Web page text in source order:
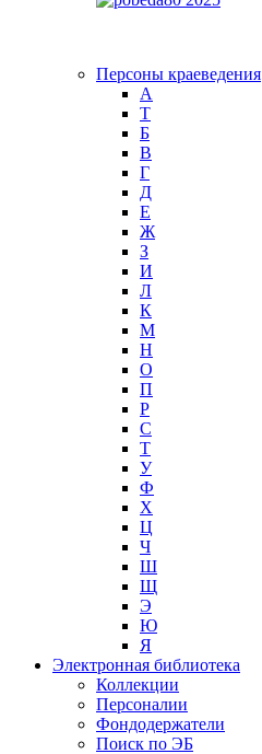
Персоны краеведения
А
T
Б
В
Г
Д
Е
Ж
З
И
Л
К
М
Н
О
П
Р
С
Т
У
Ф
Х
Ц
Ч
Ш
Щ
Э
Ю
Я
Электронная библиотека
Коллекции
Персоналии
Фондодержатели
Поиск по ЭБ